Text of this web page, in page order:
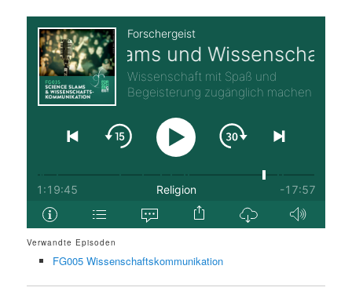
n
Verwandte Episoden
FG005 Wissenschaftskommunikation